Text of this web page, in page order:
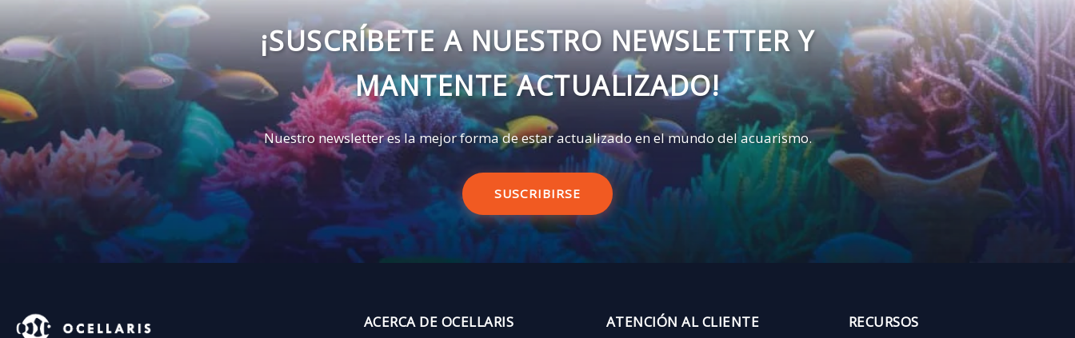
¡SUSCRÍBETE A NUESTRO NEWSLETTER Y
MANTENTE ACTUALIZADO!
Nuestro newsletter es la mejor forma de estar actualizado en el mundo del acuarismo.
SUSCRIBIRSE
ACERCA DE OCELLARIS ATENCIÓN AL CLIENTE RECURSOS